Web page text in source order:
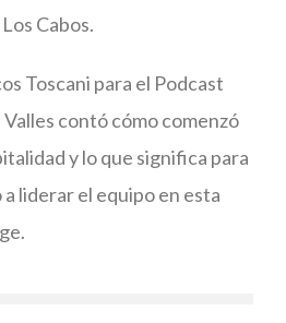
Cabos.
Toscani para el Podcast
contó cómo comenzó
y lo que significa para
liderar el equipo en esta